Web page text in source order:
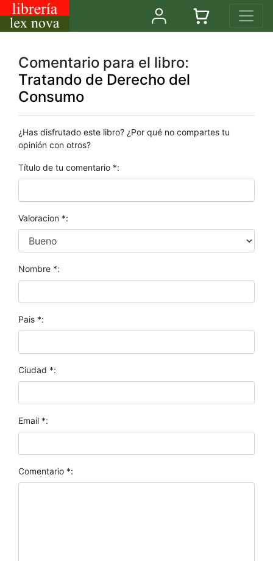
Comentario para el libro:
Tratando de Derecho del
Consumo
¿Has disfrutado este libro? ¿Por qué no compartes tu
opinión con otros?
Título de tu comentario *:
Valoracion *:
Nombre *:
Pais *:
Ciudad *:
Email *:
Comentario *: